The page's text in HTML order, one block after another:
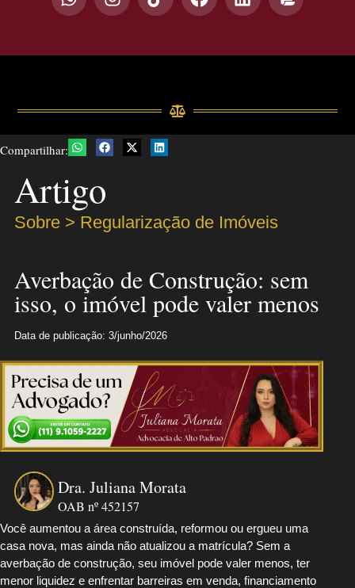
Compartilhar:
Artigo
Sobre > Regularização de Imóveis
Averbação de Construção: sem
isso, o imóvel pode valer menos
Data de publicação: 3/junho/2026
Dra. Juliana Morata
OAB nº 452157
Você aumentou a área construída, reformou ou ergueu uma
casa nova, mas ainda não atualizou a matrícula? Sem a
averbação de construção, seu imóvel pode valer menos, ter
menor liquidez e enfrentar barreiras em venda, financiamento